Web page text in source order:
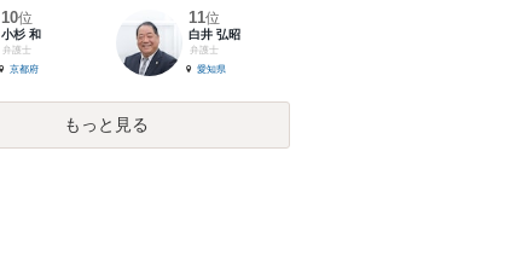
10位
小杉 和
弁護士
京都府
11位
白井 弘昭
弁護士
愛知県
もっと見る